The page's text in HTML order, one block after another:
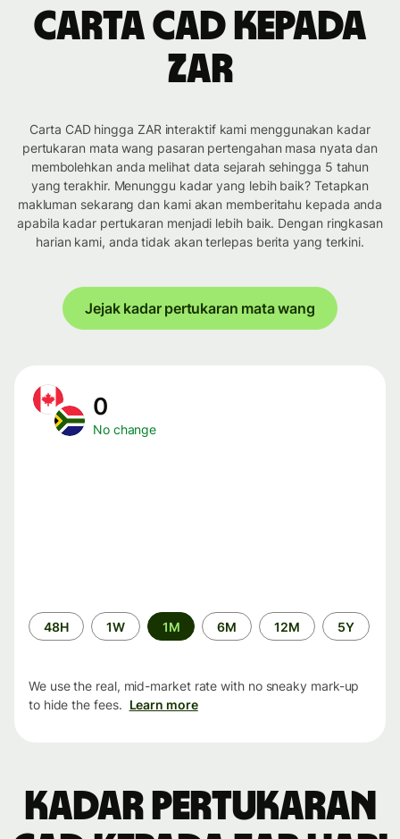
Carta CAD kepada
ZAR
Carta CAD hingga ZAR interaktif kami menggunakan kadar
pertukaran mata wang pasaran pertengahan masa nyata dan
membolehkan anda melihat data sejarah sehingga 5 tahun
yang terakhir. Menunggu kadar yang lebih baik? Tetapkan
makluman sekarang dan kami akan memberitahu kepada anda
apabila kadar pertukaran menjadi lebih baik. Dengan ringkasan
harian kami, anda tidak akan terlepas berita yang terkini.
Jejak kadar pertukaran mata wang
0
No change
Time
period
48H 1W 1M 6M 12M 5Y
We use the real, mid-market rate with no sneaky mark-up
to hide the fees. Learn more
Kadar pertukaran